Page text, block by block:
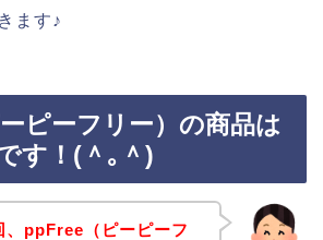
ます♪
ピーフリー）の商品は
す！(＾｡＾)
、ppFree（ピーピーフ